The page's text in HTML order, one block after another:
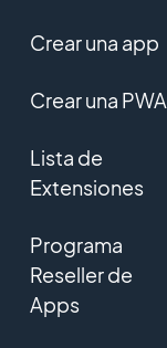
Crear una app
Crear una PWA
Lista de
Extensiones
Programa
Reseller de
Apps